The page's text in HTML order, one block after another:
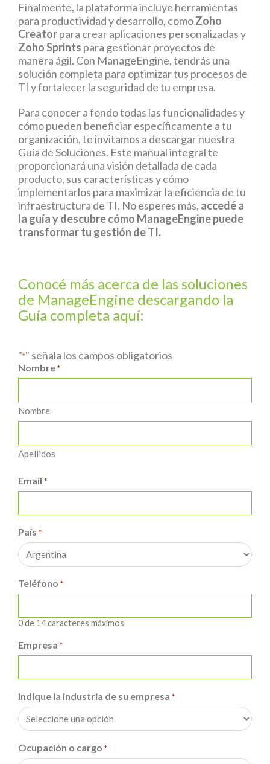
Finalmente, la plataforma incluye herramientas
para productividad y desarrollo, comoZoho
Creatorpara crear aplicaciones personalizadas y
Zoho Sprints para gestionar proyectos de
manera ágil. Con ManageEngine, tendrás una
solución completa para optimizar tus procesos de
TI y fortalecer la seguridad de tu empresa.
Para conocer a fondo todas las funcionalidades y
cómo pueden beneficiar específicamente a tu
organización, te invitamos a descargar nuestra
Guía de Soluciones. Este manual integral te
proporcionará una visión detallada de cada
producto, sus características y cómo
implementarlos para maximizar la eficiencia de tu
infraestructura de TI. No esperes más, accedé a
la guía y descubre cómo ManageEngine puede
transformar tu gestión de TI.
Conocé más acerca de las soluciones
de ManageEngine descargando la
Guía completa aquí:
"*" señala los campos obligatorios
Nombre *
Nombre
Apellidos
Email *
País *
Teléfono *
0 de 14 caracteres máximos
Empresa *
Indique la industria de su empresa *
Ocupación o cargo *